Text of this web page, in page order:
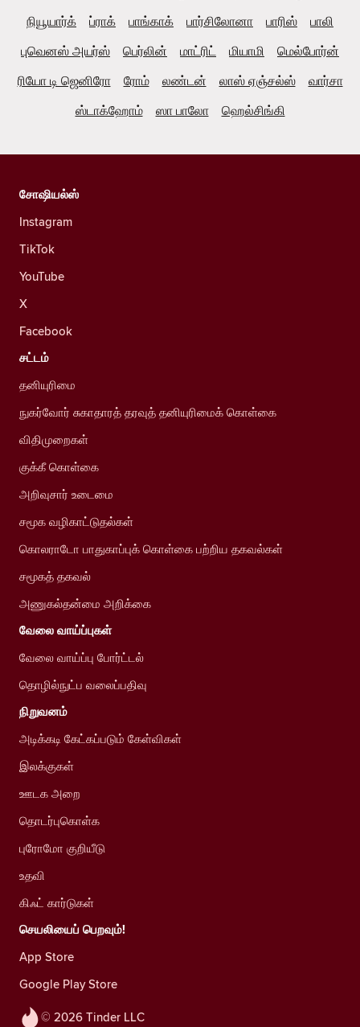
நியூயார்க்
ப்ராக் பாங்காக் பார்சிலோனா பாரிஸ்
பாலி
புவெனஸ் அயர்ஸ்
பெர்லின் மாட்ரிட் மியாமி
மெல்போர்ன்
ரியோ டி ஜெனிரோ
ரோம் லண்டன் லாஸ் ஏஞ்சல்ஸ்
வார்சா
ஸ்டாக்ஹோம்
ஸா பாலோ ஹெல்சிங்கி
© 2026 Tinder LLC
சோஷியல்ஸ்
Instagram
TikTok
YouTube
X
Facebook
சட்டம்
தனியுரிமை
நுகர்வோர் சுகாதாரத் தரவுத் தனியுரிமைக் கொள்கை
விதிமுறைகள்
குக்கீ கொள்கை
அறிவுசார் உடைமை
சமூக வழிகாட்டுதல்கள்
கொலராடோ பாதுகாப்புக் கொள்கை பற்றிய தகவல்கள்
சமூகத் தகவல்
அணுகல்தன்மை அறிக்கை
வேலை வாய்ப்புகள்
வேலை வாய்ப்பு போர்ட்டல்
தொழில்நுட்ப வலைப்பதிவு
நிறுவனம்
அடிக்கடி கேட்கப்படும் கேள்விகள்
இலக்குகள்
ஊடக அறை
தொடர்புகொள்க
புரோமோ குறியீடு
உதவி
கிஃட் கார்டுகள்
செயலியைப் பெறவும்!
App Store
Google Play Store